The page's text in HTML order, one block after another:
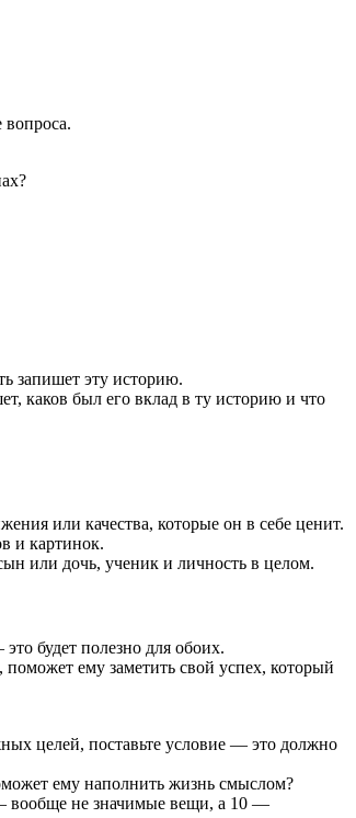
вопроса.
запишет эту историю.
каков был его вклад в ту историю и что
или качества, которые он в себе ценит.
и картинок.
или дочь, ученик и личность в целом.
будет полезно для обоих.
ему заметить свой успех, который
целей, поставьте условие — это должно
ему наполнить жизнь смыслом?
— вообще не значимые вещи, а 10 —